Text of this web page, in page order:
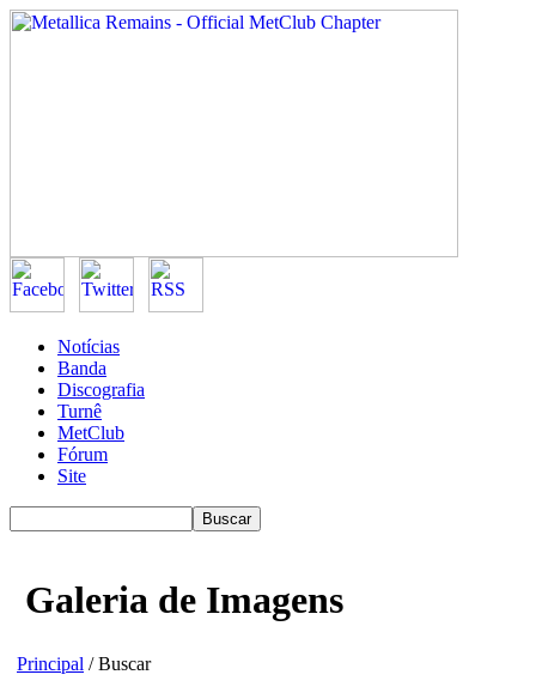
Notícias
Banda
Discografia
Turnê
MetClub
Fórum
Site
Galeria de Imagens
Principal / Buscar